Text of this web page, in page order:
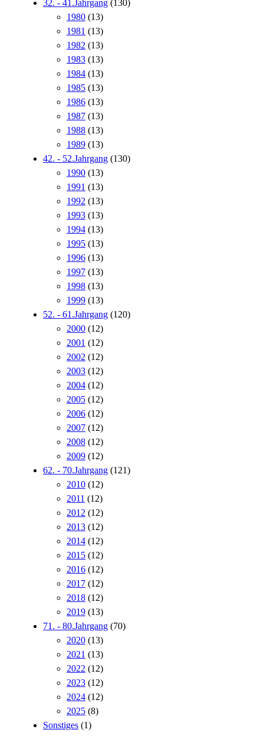
32. - 41.Jahrgang (130)
1980 (13)
1981 (13)
1982 (13)
1983 (13)
1984 (13)
1985 (13)
1986 (13)
1987 (13)
1988 (13)
1989 (13)
42. - 52.Jahrgang (130)
1990 (13)
1991 (13)
1992 (13)
1993 (13)
1994 (13)
1995 (13)
1996 (13)
1997 (13)
1998 (13)
1999 (13)
52. - 61.Jahrgang (120)
2000 (12)
2001 (12)
2002 (12)
2003 (12)
2004 (12)
2005 (12)
2006 (12)
2007 (12)
2008 (12)
2009 (12)
62. - 70.Jahrgang (121)
2010 (12)
2011 (12)
2012 (12)
2013 (12)
2014 (12)
2015 (12)
2016 (12)
2017 (12)
2018 (12)
2019 (13)
71. - 80.Jahrgang (70)
2020 (13)
2021 (13)
2022 (12)
2023 (12)
2024 (12)
2025 (8)
Sonstiges (1)